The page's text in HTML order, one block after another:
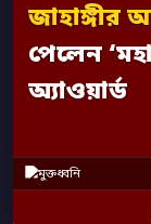
জাহাঙ্গীর
পেলেন
অ্যাওয়ার্ড